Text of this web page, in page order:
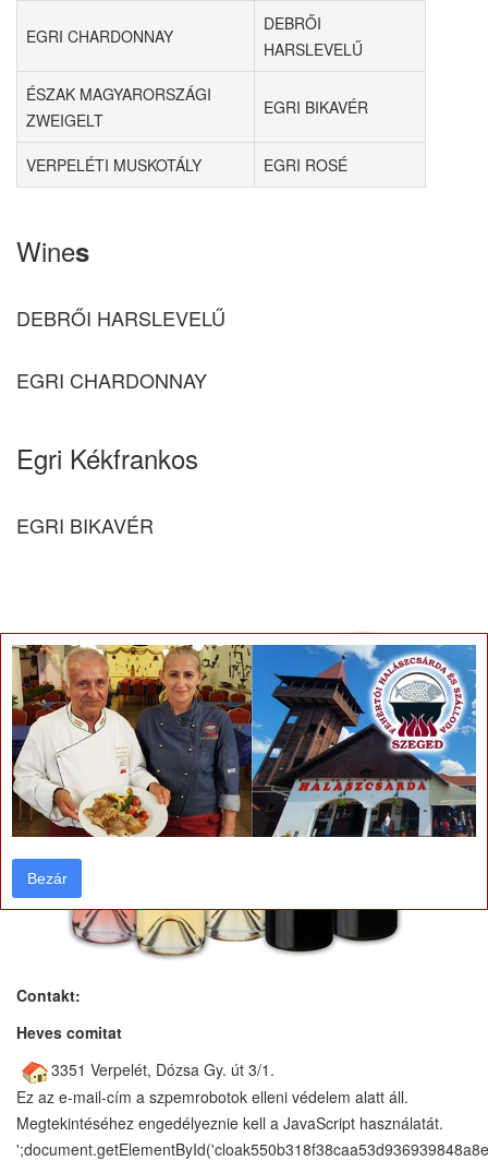
EGRI CHARDONNAY
DEBRŐI
HARSLEVELŰ
ÉSZAK MAGYARORSZÁGI
ZWEIGELT
EGRI BIKAVÉR
VERPELÉTI MUSKOTÁLY EGRI ROSÉ
Wines
DEBRŐI HARSLEVELŰ
EGRI CHARDONNAY
Egri Kékfrankos
EGRI BIKAVÉR
Contakt:
Heves comitat
3351 Verpelét, Dózsa Gy. út 3/1.
Ez az e-mail-cím a szpemrobotok elleni védelem alatt áll.
Megtekintéséhez engedélyeznie kell a JavaScript használatát.
×
Bezár
Bezár